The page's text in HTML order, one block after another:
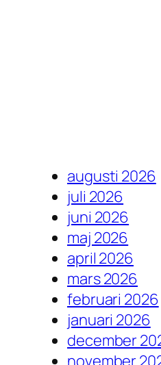
augusti 2026
juli 2026
juni 2026
maj 2026
april 2026
mars 2026
februari 2026
januari 2026
december
november